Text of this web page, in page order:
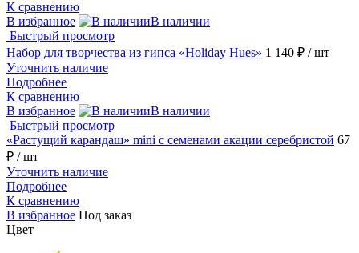
К сравнению
В избранное
В наличии
Быстрый просмотр
Набор для творчества из гипса «Holiday Hues» 1 140 ₽ / шт
Уточнить наличие
Подробнее
К сравнению
В избранное
В наличии
Быстрый просмотр
«Растущий карандаш» mini с семенами акации серебристой 67
₽ / шт
Уточнить наличие
Подробнее
К сравнению
В избранное Под заказ
Цвет